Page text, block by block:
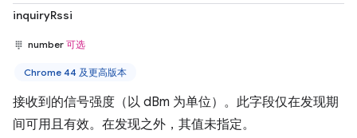
inquiryRssi
number 可选
Chrome 44 及更高版本
接收到的信号强度（以 dBm 为单位）。此字段仅在发现期
间可用且有效。在发现之外，其值未指定。